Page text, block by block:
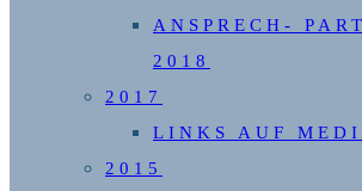
ANSPRECH-
2018
2017
LINKS AUF
2015